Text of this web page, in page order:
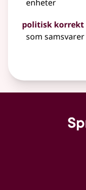
enheter
politisk korrekt
som